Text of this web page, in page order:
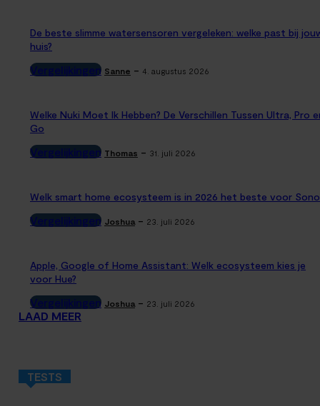
De beste slimme watersensoren vergeleken: welke past bij
huis?
Vergelijkingen Sanne - 4. augustus 2026
Welke Nuki Moet Ik Hebben? De Verschillen Tussen Ultra, Pro
Go
Vergelijkingen Thomas - 31. juli 2026
Welk smart home ecosysteem is in 2026 het beste voor
Vergelijkingen Joshua - 23. juli 2026
Apple, Google of Home Assistant: Welk ecosysteem kies je
voor Hue?
Vergelijkingen Joshua - 23. juli 2026
LAAD MEER
TESTS